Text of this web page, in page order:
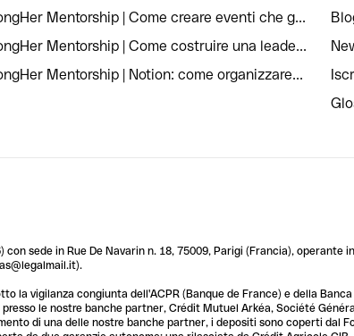
Mentorship | Come creare eventi che g...
Mentorship | Come costruire una leade...
Mentorship | Notion: come organizzare...
sede in Rue De Navarin n. 18, 75009, Parigi (Francia), operante
la vigilanza congiunta dell'ACPR (Banque de France) e della
le nostre banche partner, Crédit Mutuel Arkéa, Société
di una delle nostre banche partner, i depositi sono coperti dal